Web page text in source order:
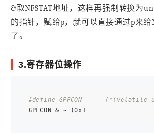
&取NFSTAT地址，这样再强制转换为
的指针，赋给p，就可以直接通过p来给
了。
3.寄存器位操作
#define GPFCON      (*(volatile
GPFCON &=~ (0x1